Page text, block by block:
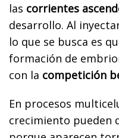
las corrientes
desarrollo. Al
lo que se busca es
formación de
con la competición
En procesos
crecimiento pueden